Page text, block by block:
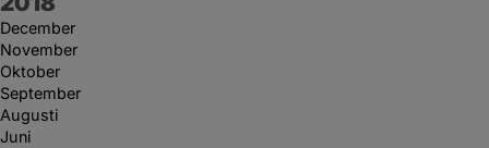
December
November
Oktober
September
Augusti
Juni